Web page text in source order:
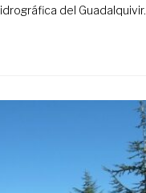
del Guadalquivir.